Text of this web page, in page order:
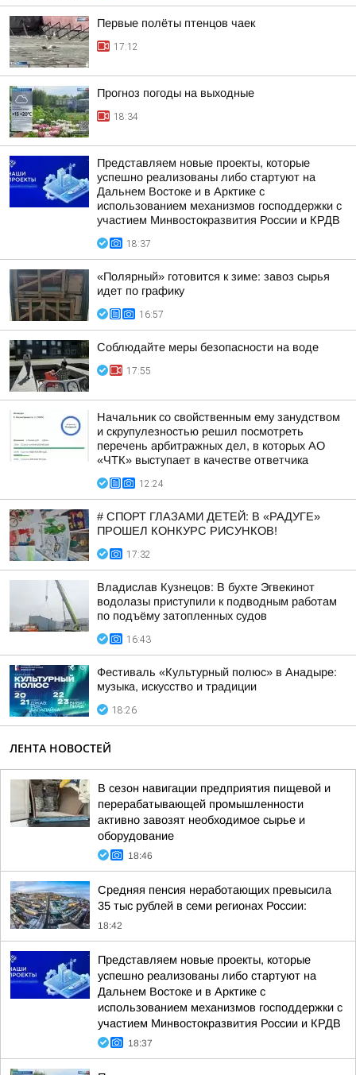
Первые полёты птенцов чаек
17:12
Прогноз погоды на выходные
18:34
Представляем новые проекты, которые
успешно реализованы либо стартуют на
Дальнем Востоке и в Арктике с
использованием механизмов господдержки с
участием Минвостокразвития России и КРДВ
18:37
«Полярный» готовится к зиме: завоз сырья
идет по графику
16:57
Соблюдайте меры безопасности на воде
17:55
Начальник со свойственным ему занудством
и скрупулезностью решил посмотреть
перечень арбитражных дел, в которых АО
«ЧТК» выступает в качестве ответчика
12:24
# СПОРТ ГЛАЗАМИ ДЕТЕЙ: В «РАДУГЕ»
ПРОШЕЛ КОНКУРС РИСУНКОВ!
17:32
Владислав Кузнецов: В бухте Эгвекинот
водолазы приступили к подводным работам
по подъёму затопленных судов
16:43
Фестиваль «Культурный полюс» в Анадыре:
музыка, искусство и традиции
18:26
ЛЕНТА НОВОСТЕЙ
В сезон навигации предприятия пищевой и
перерабатывающей промышленности
активно завозят необходимое сырье и
оборудование
18:46
Средняя пенсия неработающих превысила
35 тыс рублей в семи регионах России:
18:42
Представляем новые проекты, которые
успешно реализованы либо стартуют на
Дальнем Востоке и в Арктике с
использованием механизмов господдержки с
участием Минвостокразвития России и КРДВ
18:37